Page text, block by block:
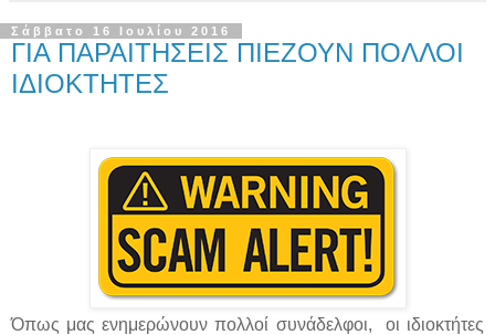
Σάββατο 16 Ιουλίου 2016
ΓΙΑ ΠΑΡΑΙΤΗΣΕΙΣ ΠΙΕΖΟΥΝ ΠΟΛΛΟΙ
ΙΔΙΟΚΤΗΤΕΣ
Όπως μας ενημερώνουν πολλοί συνάδελφοι, οι ιδιοκτήτες